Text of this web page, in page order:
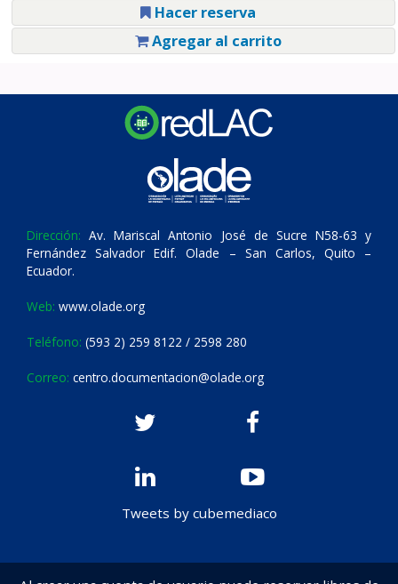
Hacer reserva
Agregar al carrito
Dirección: Av. Mariscal Antonio José de Sucre N58-63 y
Fernández Salvador Edif. Olade – San Carlos, Quito –
Ecuador.
Web: www.olade.org
Teléfono: (593 2) 259 8122 / 2598 280
Correo: centro.documentacion@olade.org
Tweets by cubemediaco